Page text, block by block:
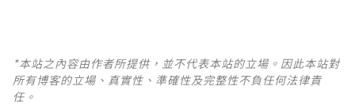
*本站之內容由作者所提供，並不代表本站的立場。因此本站對
所有博客的立場、真實性、準確性及完整性不負任何法律責
任。